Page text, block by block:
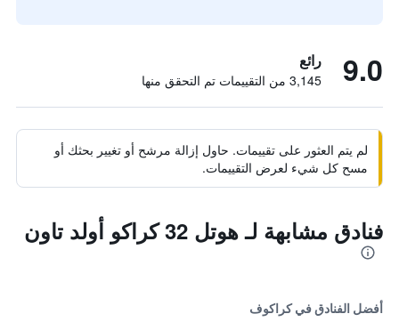
9.0 رائع
3,145 من التقييمات تم التحقق منها
لم يتم العثور على تقييمات. حاول إزالة مرشح أو تغيير بحثك أو
مسح كل شيء لعرض التقييمات.
فنادق مشابهة لـ هوتل 32 كراكو أولد تاون
أفضل الفنادق في كراكوف